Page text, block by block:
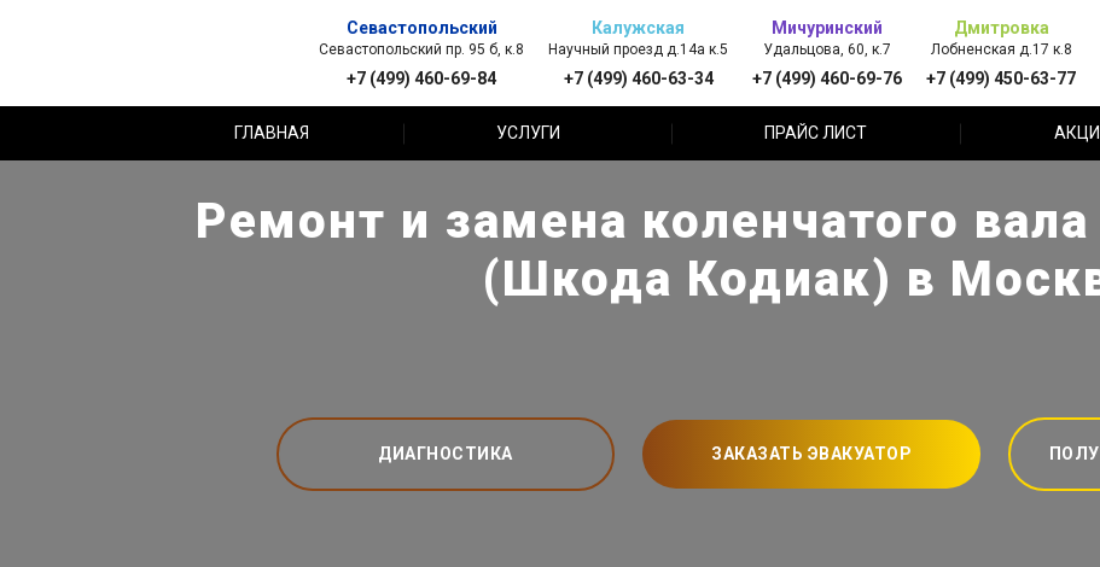
Севастопольский
Севастопольский пр. 95 б, к.8
+7 (499) 460-69-84
Калужская
Научный проезд д.14а к.5
+7 (499) 460-63-34
Мичуринский
Удальцова, 60, к.7
+7 (499) 460-69-76
Дмитровка
Лобненская д.17 к.8
+7 (499) 450-63-77
ГЛАВНАЯ УСЛУГИ ПРАЙС ЛИСТ
Ремонт и замена коленчатого вала
(Шкода Кодиак) в
ДИАГНОСТИКА ЗАКАЗАТЬ ЭВАКУАТОР